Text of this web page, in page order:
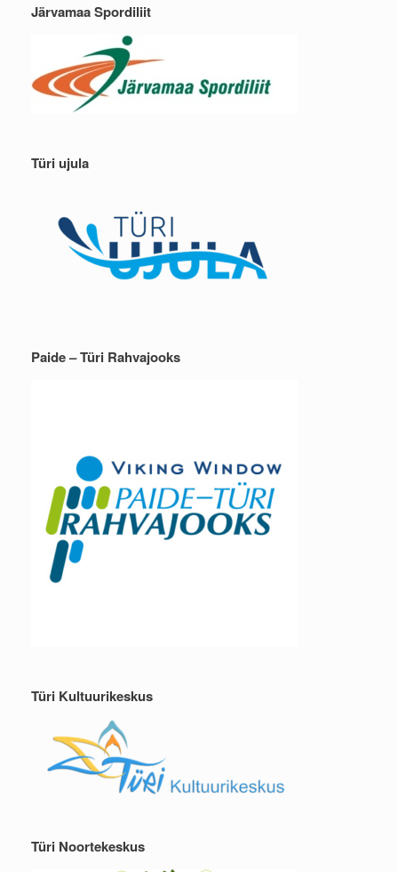
Järvamaa Spordiliit
Türi ujula
Paide – Türi Rahvajooks
Türi Kultuurikeskus
Türi Noortekeskus